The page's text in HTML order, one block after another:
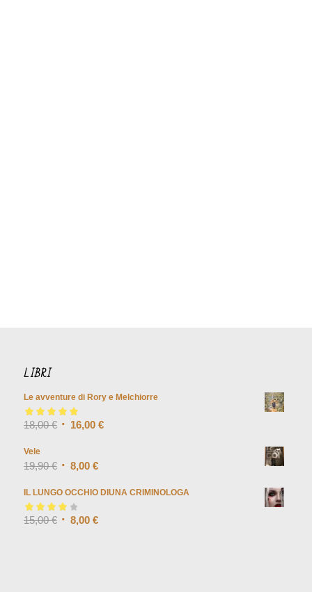
LIBRI
Le avventure di Rory e Melchiorre
Valutato5.00
su
18,00€ 16,00 €
Vele
19,90€ 8,00 €
IL LUNGO OCCHIO DIUNA CRIMINOLOGA
Valutato4.00
15,00€ 8,00 €